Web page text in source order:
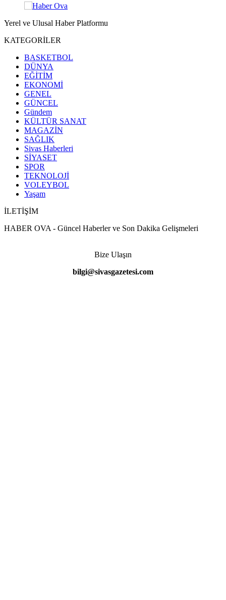
Yerel ve Ulusal Haber Platformu
KATEGORİLER
BASKETBOL
DÜNYA
EĞİTİM
EKONOMİ
GENEL
GÜNCEL
Gündem
KÜLTÜR SANAT
MAGAZİN
SAĞLIK
Sivas Haberleri
SİYASET
SPOR
TEKNOLOJİ
VOLEYBOL
Yaşam
İLETİŞİM
HABER OVA - Güncel Haberler ve Son Dakika Gelişmeleri
Bize Ulaşın
bilgi@sivasgazetesi.com